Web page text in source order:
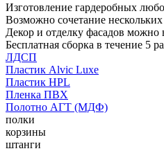
Изготовление гардеробных
Возможно сочетание
Декор и отделку фасадов
Бесплатная сборка в течение 5
ЛДСП
Пластик Alvic Luxe
Пластик HPL
Пленка ПВХ
Полотно АГТ (МДФ)
полки
корзины
штанги